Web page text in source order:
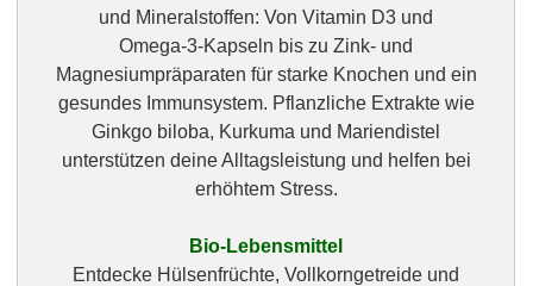
und Mineralstoffen: Von Vitamin D3 und
Omega‑3‑Kapseln bis zu Zink- und
Magnesiumpräparaten für starke Knochen und ein
gesundes Immunsystem. Pflanzliche Extrakte wie
Ginkgo biloba, Kurkuma und Mariendistel
unterstützen deine Alltagsleistung und helfen bei
erhöhtem Stress.
Bio‑Lebensmittel
Entdecke Hülsenfrüchte, Vollkorngetreide und